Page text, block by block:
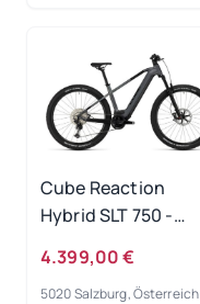
Cube Reaction
Hybrid SLT 750 -
Rahmengröße: L
4.399,00 €
5020 Salzburg, Österreich